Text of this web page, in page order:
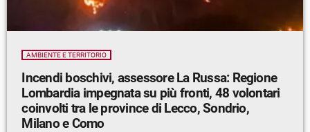
AMBIENTE E TERRITORIO
Incendi boschivi, assessore La Russa: Regione
Lombardia impegnata su più fronti, 48 volontari
coinvolti tra le province di Lecco, Sondrio,
Milano e Como